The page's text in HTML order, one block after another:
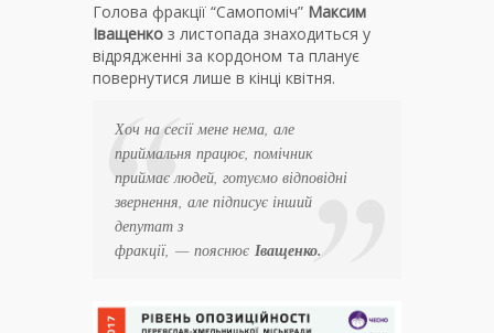
Голова фракції “Самопоміч” Максим
Іващенко з листопада знаходиться у
відрядженні за кордоном та планує
повернутися лише в кінці квітня.
Хоч на сесії мене нема, але
приймальня працює, помічник
приймає людей, готуємо відповідні
звернення, але підписує інший
депутат з
фракції, — пояснює Іващенко.